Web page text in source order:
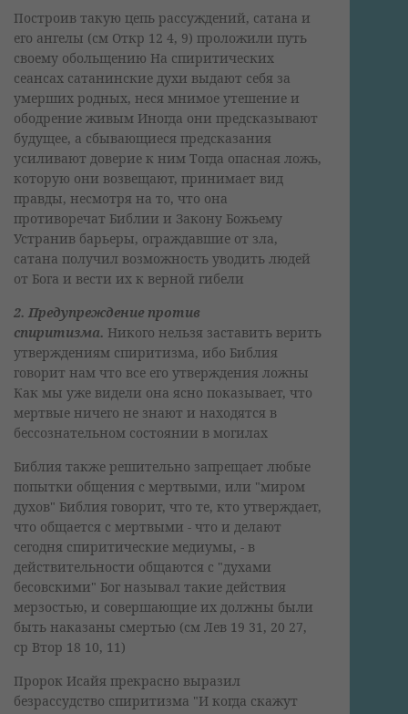
Построив такую цепь рассуждений, сатана и
его ангелы (см Откр 12 4, 9) проложили путь
своему обольщению На спиритических
сеансах сатанинские духи выдают себя за
умерших родных, неся мнимое утешение и
ободрение живым Иногда они предсказывают
будущее, а сбывающиеся предсказания
усиливают доверие к ним Тогда опасная ложь,
которую они возвещают, принимает вид
правды, несмотря на то, что она
противоречат Библии и Закону Божьему
Устранив барьеры, ограждавшие от зла,
сатана получил возможность уводить людей
от Бога и вести их к верной гибели
2. Предупреждение против
спиритизма. Никого нельзя заставить верить
утверждениям спиритизма, ибо Библия
говорит нам что все его утверждения ложны
Как мы уже видели она ясно показывает, что
мертвые ничего не знают и находятся в
бессознательном состоянии в могилах
Библия также решительно запрещает любые
попытки общения с мертвыми, или "миром
духов" Библия говорит, что те, кто утверждает,
что общается с мертвыми - что и делают
сегодня спиритические медиумы, - в
действительности общаются с "духами
бесовскими" Бог называл такие действия
мерзостью, и совершающие их должны были
быть наказаны смертью (см Лев 19 31, 20 27,
ср Втор 18 10, 11)
Пророк Исайя прекрасно выразил
безрассудство спиритизма "И когда скажут